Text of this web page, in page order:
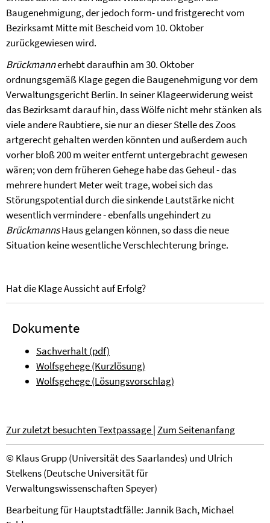
Baugenehmigung, der jedoch form- und fristgerecht vom
Bezirksamt Mitte mit Bescheid vom 10. Oktober
zurückgewiesen wird.
Brückmannerhebt daraufhin am 30. Oktober
ordnungsgemäß Klage gegen die Baugenehmigung vor dem
Verwaltungsgericht Berlin. In seiner Klageerwiderung weist
das Bezirksamt darauf hin, dass Wölfe nicht mehr stänken als
viele andere Raubtiere, sie nur an dieser Stelle des Zoos
artgerecht gehalten werden könnten und außerdem auch
vorher bloß 200 m weiter entfernt untergebracht gewesen
wären; von dem früheren Gehege habe das Geheul - das
mehrere hundert Meter weit trage, wobei sich das
Störungspotential durch die sinkende Lautstärke nicht
wesentlich vermindere - ebenfalls ungehindert zu
BrückmannsHaus gelangen können, so dass die neue
Situation keine wesentliche Verschlechterung bringe.
Hat die Klage Aussicht auf Erfolg?
Dokumente
Sachverhalt (pdf)
Wolfsgehege (Kurzlösung)
Wolfsgehege (Lösungsvorschlag)
Zur zuletzt besuchten Textpassage|Zum Seitenanfang
© Klaus Grupp (Universität des Saarlandes) und Ulrich
Stelkens (Deutsche Universität für
Verwaltungswissenschaften Speyer)
Bearbeitung für Hauptstadtfälle: Jannik Bach, Michael